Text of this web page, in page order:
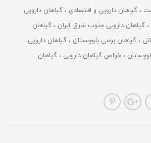
گیاهان دارویی و اقتصادی
گیاهان دارویی
گیاهان دارویی جنوب شرق ایران
گیاهان
گیاهان بومی بلوچستان
گیاهان دارویی
خواص گیاهان دارویی
گیاهان